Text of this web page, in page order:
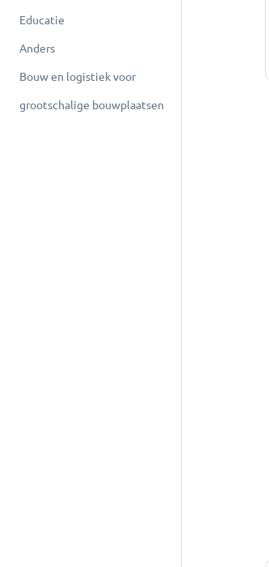
Educatie
Anders
Bouw en logistiek voor
grootschalige bouwplaatsen